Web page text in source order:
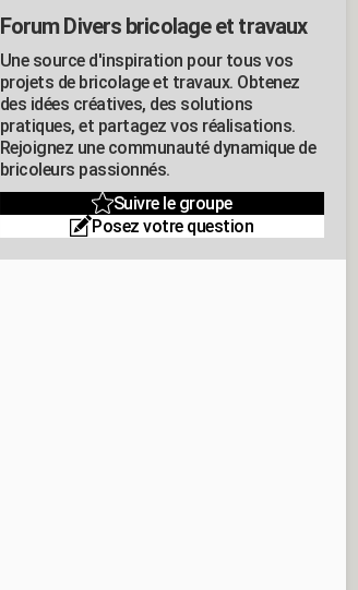
Forum Divers bricolage et travaux
Une source d'inspiration pour tous vos
projets de bricolage et travaux. Obtenez
des idées créatives, des solutions
pratiques, et partagez vos réalisations.
Rejoignez une communauté dynamique de
bricoleurs passionnés.
Suivre le groupe
Posez votre question